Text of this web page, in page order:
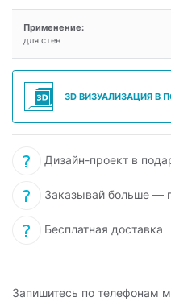
Применение:
для стен
3D ВИЗУАЛИЗАЦИЯ В
Дизайн-проект в
Заказывай больше —
Бесплатная доставка
Запишитесь по телефонам